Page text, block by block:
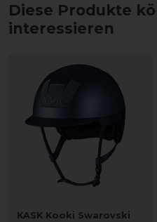
Diese Produkte
interessieren
KASK Kooki Swarovski